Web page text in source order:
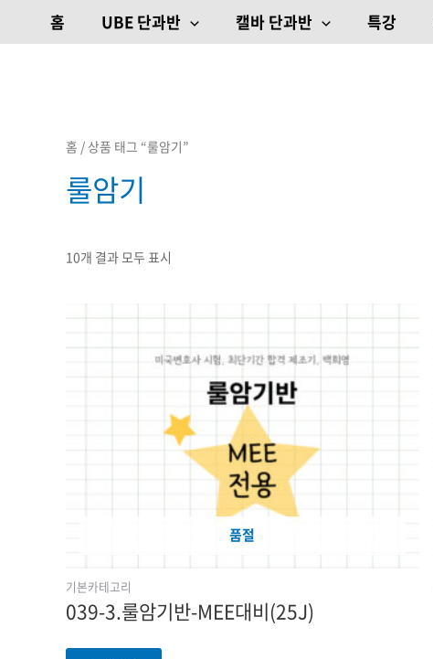
홈 UBE 단과반 캘바 단과반 특강
홈 / 상품 태그 “룰암기”
룰암기
10개 결과 모두 표시
정렬됨
품절
기본카테고리
039-3.룰암기반-MEE대비(25J)